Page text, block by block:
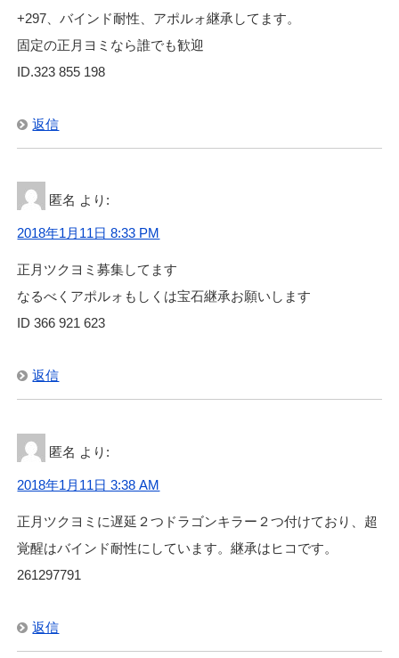
+297、バインド耐性、アポルォ継承してます。
固定の正月ヨミなら誰でも歓迎
ID.323 855 198
返信
匿名 より:
2018年1月11日 8:33 PM
正月ツクヨミ募集してます
なるべくアポルォもしくは宝石継承お願いします
ID 366 921 623
返信
匿名 より:
2018年1月11日 3:38 AM
正月ツクヨミに遅延２つドラゴンキラー２つ付けており、超
覚醒はバインド耐性にしています。継承はヒコです。
261297791
返信